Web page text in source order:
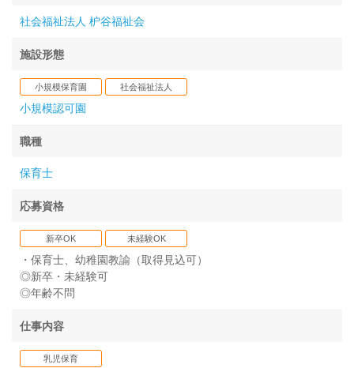
社会福祉法人 枦谷福祉会
施設形態
小規模保育園 社会福祉法人
小規模認可園
職種
保育士
応募資格
新卒OK 未経験OK
・保育士、幼稚園教諭（取得見込可）
◎新卒・未経験可
◎年齢不問
仕事内容
乳児保育